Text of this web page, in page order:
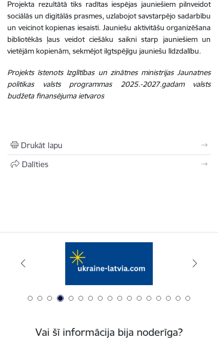
Projekta rezultātā tiks radītas iespējas jauniešiem pilnveidot
sociālās un digitālās prasmes, uzlabojot savstarpējo sadarbību
un veicinot kopienas iesaisti. Jauniešu aktivitāšu organizēšana
bibliotēkās ļaus veidot ciešāku saikni starp jauniešiem un
vietējām kopienām, sekmējot ilgtspējīgu jauniešu līdzdalību.
Projekts īstenots Izglītības un zinātnes ministrijas Jaunatnes
politikas valsts programmas 2025.-2027.gadam valsts
budžeta finansējuma ietvaros
Drukāt lapu
Dalīties
Vai šī informācija bija noderīga?